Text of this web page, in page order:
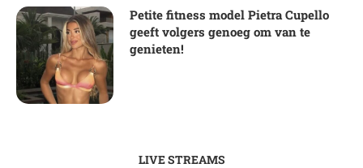
Petite fitness model Pietra Cupello
geeft volgers genoeg om van te
genieten!
LIVE STREAMS